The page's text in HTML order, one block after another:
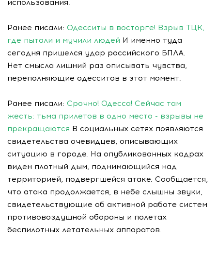
использования.
Ранее писали: Одесситы в восторге! Взрыв ТЦК,
где пытали и мучили людей И именно туда
сегодня пришелся удар российского БПЛА.
Нет смысла лишний раз описывать чувства,
переполняющие одесситов в этот момент.
Ранее писали: Срочно! Одесса! Сейчас там
жесть: тьма прилетов в одно место - взрывы не
прекращаются В социальных сетях появляются
свидетельства очевидцев, описывающих
ситуацию в городе. На опубликованных кадрах
виден плотный дым, поднимающийся над
территорией, подвергшейся атаке. Сообщается,
что атака продолжается, в небе слышны звуки,
свидетельствующие об активной работе систем
противовоздушной обороны и полетах
беспилотных летательных аппаратов.